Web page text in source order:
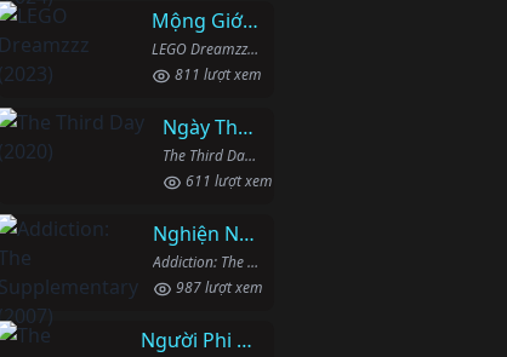
Mộng Giới (Phần 1)
LEGO Dreamzzz (2023)
811 lượt xem
Ngày Thứ Ba
The Third Day (2020)
611 lượt xem
Nghiện Ngập: Chuỗi Phim Bổ Trợ
Addiction: The Supplementary (2007)
987 lượt xem
Người Phi Công Vô Hình